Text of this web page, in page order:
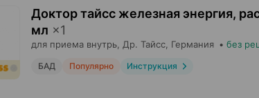
Доктор тайсс железная энергия,
мл ×1
для приема внутрь, Др. Тайсс , Германия • без
БАД Популярно Инструкция